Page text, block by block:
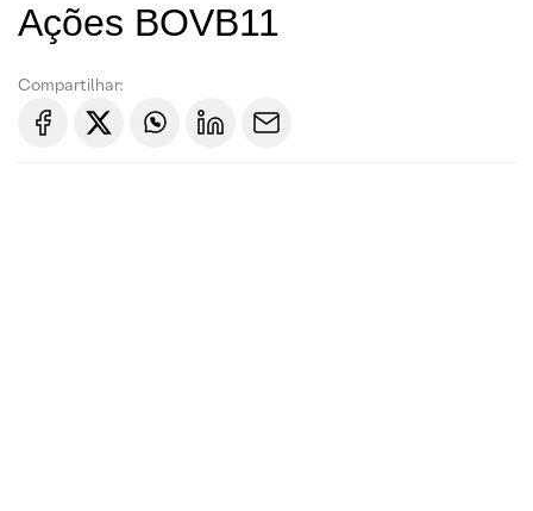
Ações BOVB11
Compartilhar: